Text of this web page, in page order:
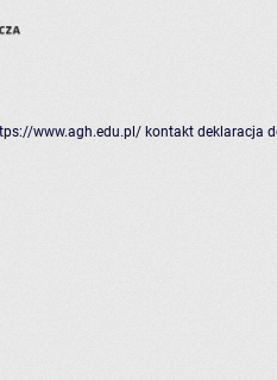
www.agh.edu.pl/ kontakt deklaracja